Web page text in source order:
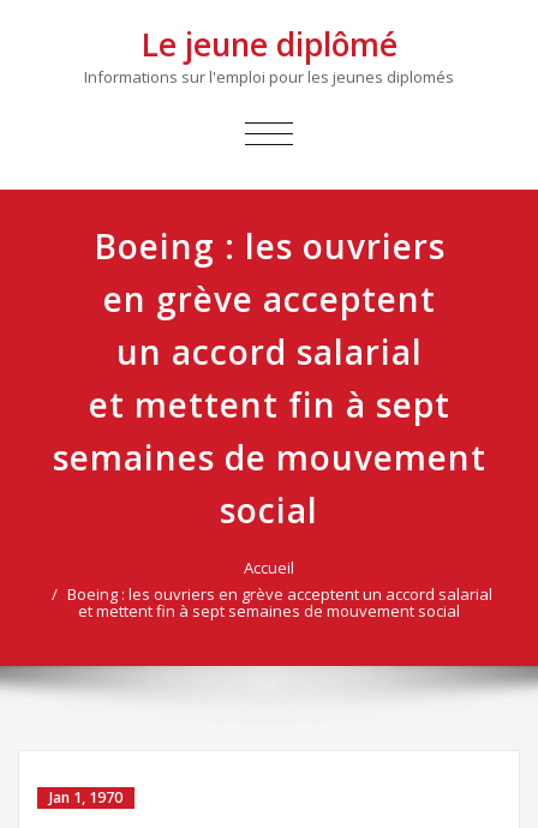
Le jeune diplômé
Informations sur l'emploi pour les jeunes diplomés
AFFICHER/MASQUER
Boeing : les ouvriers
en grève acceptent
un accord salarial
et mettent fin à sept
semaines de mouvement
social
Accueil
Boeing : les ouvriers en grève acceptent un accord salarial
et mettent fin à sept semaines de mouvement social
Jan 1, 1970